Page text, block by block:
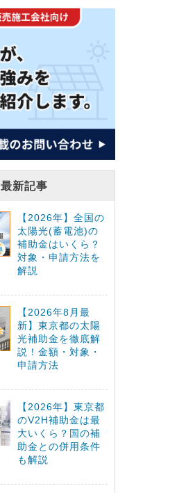
最新記事
【2026年】全国の
太陽光(蓄電池)の
補助金はいくら？
対象・申請方法を
解説
【2026年8月最
新】東京都の太陽
光補助金を徹底解
説！金額・対象・
申請方法
【2026年】東京都
のV2H補助金は最
大いくら？国の補
助金との併用条件
も解説